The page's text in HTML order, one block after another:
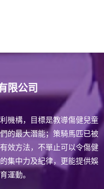
限公司
機構，目標是教導傷健兒童
的最大潛能；策騎馬匹已被
效方法，不單止可以令傷健
集中力及紀律，更能提供娛
運動。